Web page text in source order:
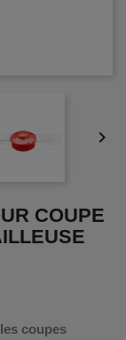

COUPE
coupes